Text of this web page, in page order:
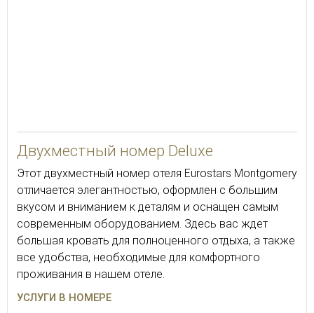
Двухместный номер Deluxe
Этот двухместный номер отеля Eurostars Montgomery
отличается элегантностью, оформлен с большим
вкусом и вниманием к деталям и оснащен самым
современным оборудованием. Здесь вас ждет
большая кровать для полноценного отдыха, а также
все удобства, необходимые для комфортного
проживания в нашем отеле.
УСЛУГИ В НОМЕРЕ